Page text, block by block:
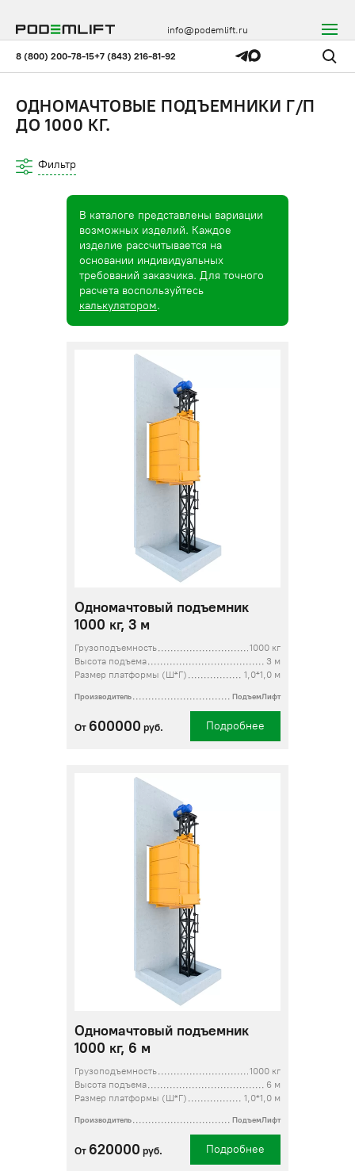
8 (800) 200-78-15+7 (843) 216-81-92
info@podemlift.ru
ОДНОМАЧТОВЫЕ ПОДЪЕМНИКИ Г/П
ДО 1000 КГ.
Фильтр
В каталоге представлены вариации
возможных изделий. Каждое
изделие рассчитывается на
основании индивидуальных
требований заказчика. Для точного
расчета воспользуйтесь
калькулятором.
Одномачтовый подъемник
1000 кг, 3 м
Грузоподъемность
1000 кг
Высота подъема
3 м
Размер платформы (Ш*Г)
1,0*1,0 м
Производитель ПодъемЛифт
От 600000 руб. Подробнее
Одномачтовый подъемник
1000 кг, 6 м
Грузоподъемность
1000 кг
Высота подъема
6 м
Размер платформы (Ш*Г)
1,0*1,0 м
Производитель ПодъемЛифт
От 620000 руб. Подробнее